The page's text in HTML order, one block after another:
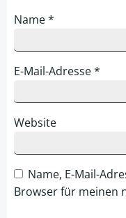
Name*
E-Mail-Adresse*
Website
Name, E-Mail-
Browser für meinen